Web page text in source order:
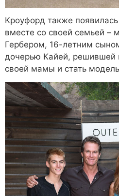
Кроуфорд также
вместе со своей семьей –
Гербером, 16-летним
дочерью Кайей, решившей
своей мамы и стать